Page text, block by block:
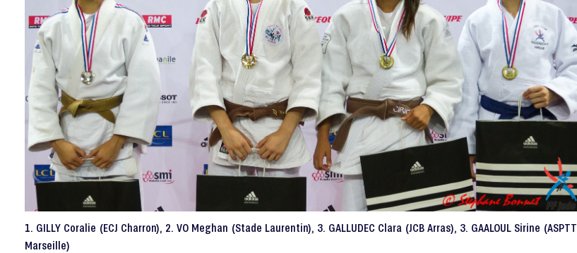
1. GILLY Coralie (ECJ Charron), 2. VO Meghan (Stade Laurentin), 3. GALLUDEC Clara (JCB Arras), 3. GAALOUL Sirine (ASPTT
Marseille)